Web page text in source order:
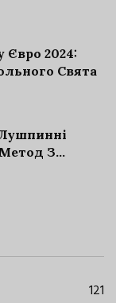
Євро 2024:
Свята
З
121